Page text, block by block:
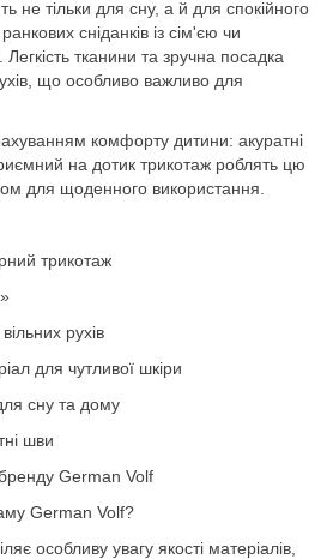
не тільки для сну, а й для спокійного
сніданків із сім'єю чи
тканини та зручна посадка
що особливо важливо для
комфорту дитини: акуратні
на дотик трикотаж роблять цю
для щоденного використання.
трикотаж
рухів
для чутливої шкіри
сну та дому
шви
бренду German Volf
German Volf?
особливу увагу якості матеріалів,